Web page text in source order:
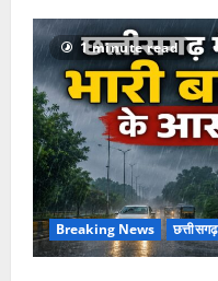
1 minute read
Breaking News छत्तीसगढ़